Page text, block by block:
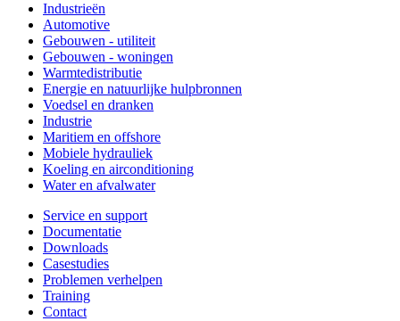
Industrieën
Automotive
Gebouwen - utiliteit
Gebouwen - woningen
Warmtedistributie
Energie en natuurlijke hulpbronnen
Voedsel en dranken
Industrie
Maritiem en offshore
Mobiele hydrauliek
Koeling en airconditioning
Water en afvalwater
Service en support
Documentatie
Downloads
Casestudies
Problemen verhelpen
Training
Contact